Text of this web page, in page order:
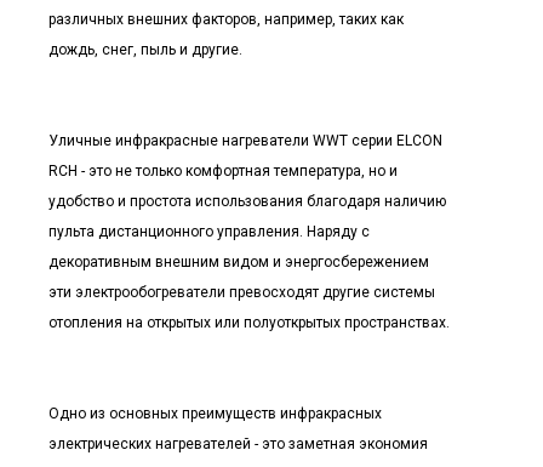
различных внешних факторов, например, таких как
дождь, снег, пыль и другие.
Уличные инфракрасные нагреватели WWT серии ELCON
RCH - это не только комфортная температура, но и
удобство и простота использования благодаря наличию
пульта дистанционного управления. Наряду с
декоративным внешним видом и энергосбережением
эти электрообогреватели превосходят другие системы
отопления на открытых или полуоткрытых пространствах.
Одно из основных преимуществ инфракрасных
электрических нагревателей - это заметная экономия